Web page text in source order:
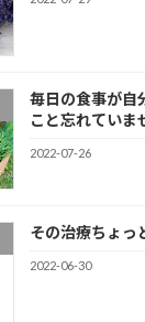
毎日の食事が自
こと忘れていま
2022-07-26
その治療ちょっ
2022-06-30